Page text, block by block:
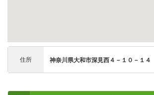
住所 神奈川県大和市深見西４－１０－１４